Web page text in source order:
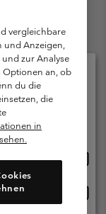
Garantie
Uhr
vergleichbare
und Anzeigen,
zur Analyse
Optionen an, ob
du die
die
in
Ihre Sprache